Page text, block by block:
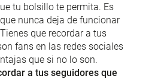
tu bolsillo te permita. Es
nunca deja de funcionar
que recordar a tus
fans en las redes sociales
que si no lo son.
a tus seguidores que